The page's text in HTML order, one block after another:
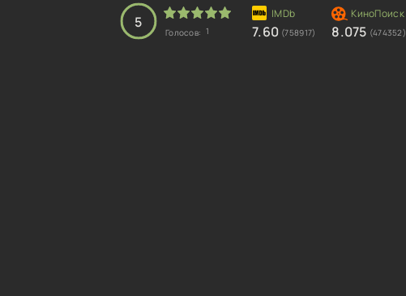
5
Голосов: 1 7.60 (758917) 8.075 (474352)